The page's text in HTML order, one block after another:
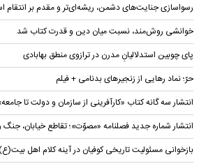
رسواسازی جنایت‌های دشمن، ریشه‌ای‌تر و مقدم بر انتقام
خوانشی روش‌مند، نسبت میان دین و قدرت کتاب شد
پای چوبین استدلالیانِ مدرن در ترازوی منطق بهابادی
حرّ؛ نماد رهایی از زنجیرهای بدنامی + فیلم
انتشار سه گانه کتاب «کارآفرینی از سازمان و دولت تا
انتشار شماره جدید فصلنامه «مصوّت»؛ تقاطع خیابان، جنگ
بازخوانی مسئولیت تاریخی کوفیان در آینه کلام اهل بیت(ع)